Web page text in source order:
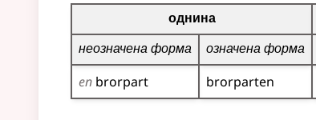
Таблиця відмінювання для цього іменника
однина
неозначена форма
означена форма
en brorpart brorparten